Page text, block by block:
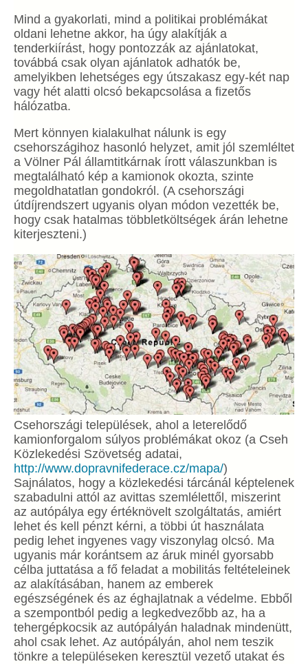
Mind a gyakorlati, mind a politikai problémákat
oldani lehetne akkor, ha úgy alakítják a
tenderkiírást, hogy pontozzák az ajánlatokat,
továbbá csak olyan ajánlatok adhatók be,
amelyikben lehetséges egy útszakasz egy-két nap
vagy hét alatti olcsó bekapcsolása a fizetős
hálózatba.
Mert könnyen kialakulhat nálunk is egy
csehországihoz hasonló helyzet, amit jól szemléltet
a Völner Pál államtitkárnak írott válaszunkban is
megtalálható kép a kamionok okozta, szinte
megoldhatatlan gondokról. (A csehországi
útdíjrendszert ugyanis olyan módon vezették be,
hogy csak hatalmas többletköltségek árán lehetne
kiterjeszteni.)
Csehországi települések, ahol a leterelődő
kamionforgalom súlyos problémákat okoz (a Cseh
Közlekedési Szövetség adatai,
http://www.dopravnifederace.cz/mapa/)
Sajnálatos, hogy a közlekedési tárcánál képtelenek
szabadulni attól az avittas szemlélettől, miszerint
az autópálya egy értéknövelt szolgáltatás, amiért
lehet és kell pénzt kérni, a többi út használata
pedig lehet ingyenes vagy viszonylag olcsó. Ma
ugyanis már korántsem az áruk minél gyorsabb
célba juttatása a fő feladat a mobilitás feltételeinek
az alakításában, hanem az emberek
egészségének és az éghajlatnak a védelme. Ebből
a szempontból pedig a legkedvezőbb az, ha a
tehergépkocsik az autópályán haladnak mindenütt,
ahol csak lehet. Az autópályán, ahol nem teszik
tönkre a településeken keresztül vezető utakat és